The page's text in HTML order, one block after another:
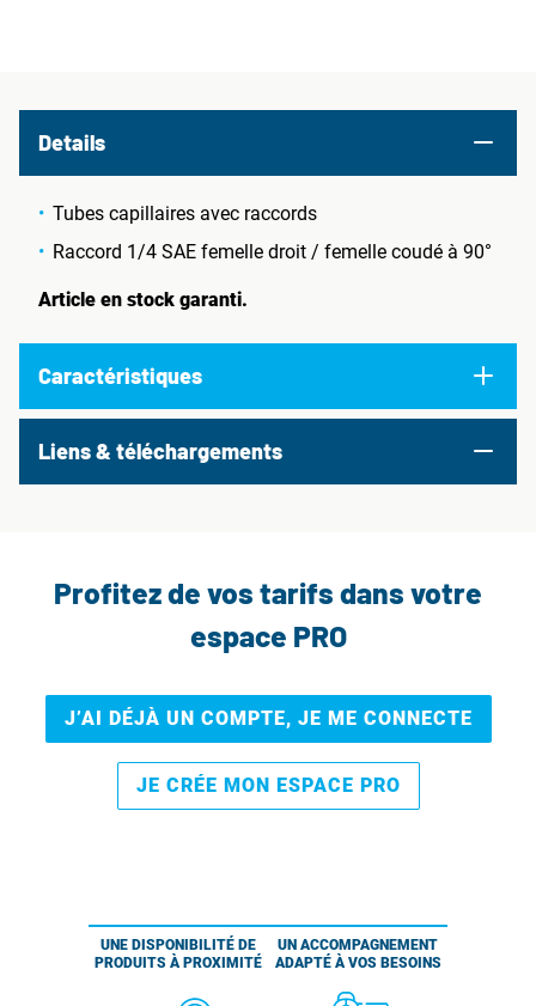
Details
Tubes capillaires avec raccords
Raccord 1/4 SAE femelle droit / femelle coudé à 90°
Article en stock garanti.
Caractéristiques
Liens & téléchargements
Profitez de vos tarifs dans votre
espace PRO
J’AI DÉJÀ UN COMPTE, JE ME CONNECTE
JE CRÉE MON ESPACE PRO
UNE DISPONIBILITÉ DE
PRODUITS À PROXIMITÉ
UN ACCOMPAGNEMENT
ADAPTÉ À VOS BESOINS